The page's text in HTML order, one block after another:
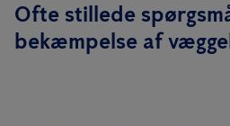
Ofte stillede
bekæmpelse af